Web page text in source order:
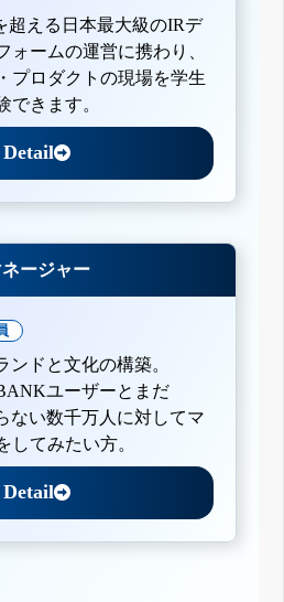
超える日本最大級のIRデ
ォームの運営に携わり、
プロダクトの現場を学生
できます。
Detail
ージャー
ドと文化の構築。
ユーザーとまだ
ない数千万人に対してマ
してみたい方。
Detail